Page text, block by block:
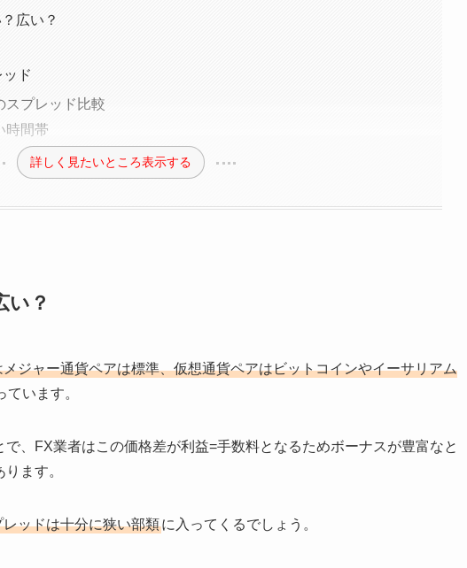
広い？
ド
スプレッド比較
時間帯
詳しく見たいところ表示する
い？
ジャー通貨ペアは標準、仮想通貨ペアはビットコインやイーサリアム
ています。
、FX業者はこの価格差が利益=手数料となるためボーナスが豊富なと
ます。
ッドは十分に狭い部類に入ってくるでしょう。